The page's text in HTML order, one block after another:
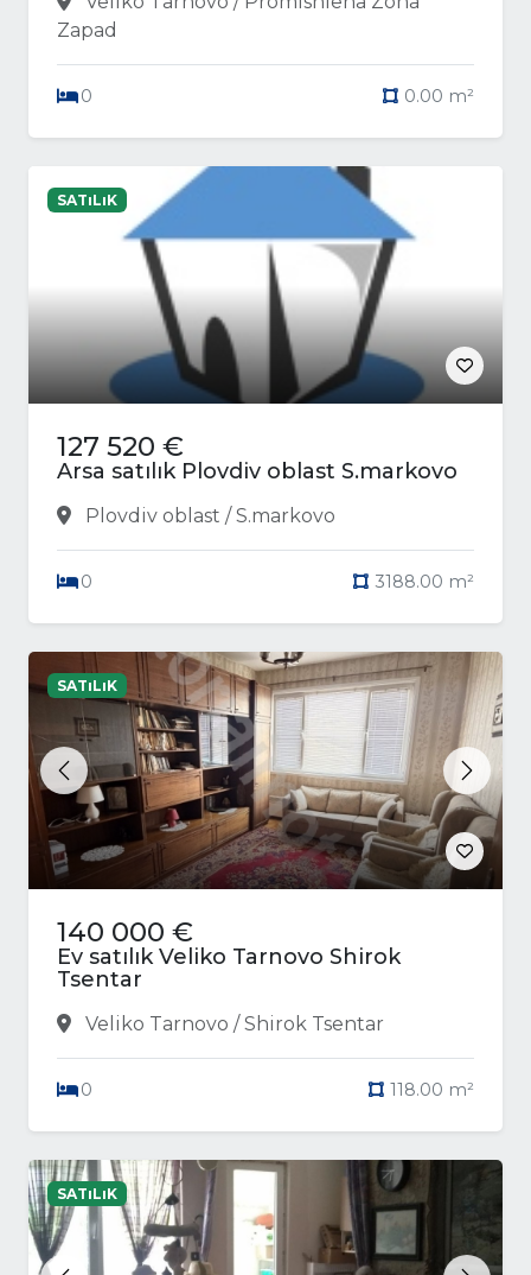
Zapad
0 0.00 m²
SATıLıK
127 520 €
Arsa satılık Plovdiv oblast S.markovo
Plovdiv oblast / S.markovo
0 3188.00 m²
Previous Next
SATıLıK
140 000 €
Ev satılık Veliko Tarnovo Shirok
Tsentar
Veliko Tarnovo / Shirok Tsentar
0 118.00 m²
SATıLıK